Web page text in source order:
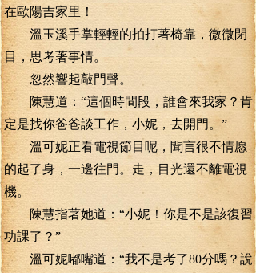
在歐陽吉家里！
溫玉溪手掌輕輕的拍打著椅靠，微微閉
目，思考著事情。
忽然響起敲門聲。
陳慧道：“這個時間段，誰會來我家？肯
定是找你爸爸談工作，小妮，去開門。”
溫可妮正看電視節目呢，聞言很不情愿
的起了身，一邊往門。走，目光還不離電視
機。
陳慧指著她道：“小妮！你是不是該復習
功課了？”
溫可妮嘟嘴道：“我不是考了80分嗎？說